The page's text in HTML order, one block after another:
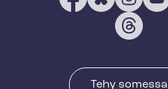
Tehy somessa